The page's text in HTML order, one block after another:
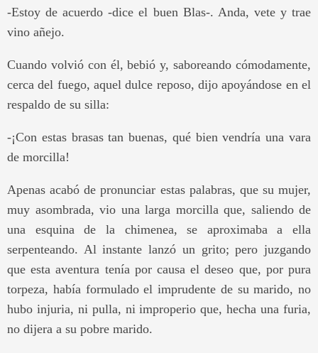
-Estoy de acuerdo -dice el buen Blas-. Anda, vete y trae
vino añejo.
Cuando volvió con él, bebió y, saboreando cómodamente,
cerca del fuego, aquel dulce reposo, dijo apoyándose en el
respaldo de su silla:
-¡Con estas brasas tan buenas, qué bien vendría una vara
de morcilla!
Apenas acabó de pronunciar estas palabras, que su mujer,
muy asombrada, vio una larga morcilla que, saliendo de
una esquina de la chimenea, se aproximaba a ella
serpenteando. Al instante lanzó un grito; pero juzgando
que esta aventura tenía por causa el deseo que, por pura
torpeza, había formulado el imprudente de su marido, no
hubo injuria, ni pulla, ni improperio que, hecha una furia,
no dijera a su pobre marido.